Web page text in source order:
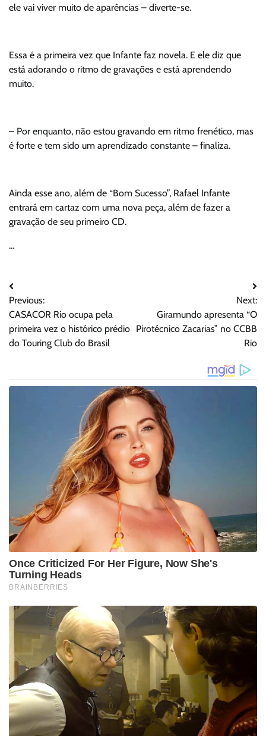
ele vai viver muito de aparências – diverte-se.
Essa é a primeira vez que Infante faz novela. E ele diz que
está adorando o ritmo de gravações e está aprendendo
muito.
– Por enquanto, não estou gravando em ritmo frenético, mas
é forte e tem sido um aprendizado constante – finaliza.
Ainda esse ano, além de “Bom Sucesso”, Rafael Infante
entrará em cartaz com uma nova peça, além de fazer a
gravação de seu primeiro CD.
…
Navegação
de
Post
Previous:
CASACOR Rio ocupa pela
primeira vez o histórico prédio
do Touring Club do Brasil
Next:
Giramundo apresenta “O
Pirotécnico Zacarias” no CCBB
Rio